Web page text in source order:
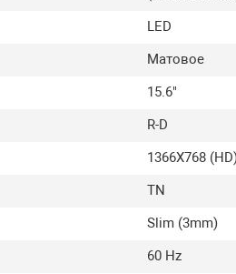
LED
Матовое
15.6"
R-D
1366X768
TN
Slim (3mm)
60 Hz